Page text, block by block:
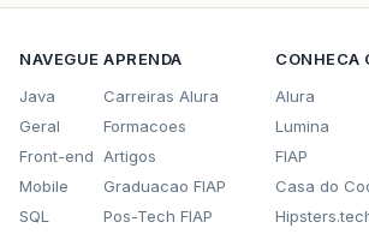
NAVEGUE
Java
Geral
Front-end
Mobile
SQL
APRENDA
Carreiras Alura
Formacoes
Artigos
Graduacao FIAP
Pos-Tech FIAP
CONHECA
Alura
Lumina
FIAP
Casa do